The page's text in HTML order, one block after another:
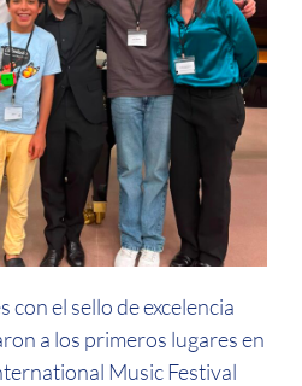
con el sello de excelencia
a los primeros lugares en
Music Festival